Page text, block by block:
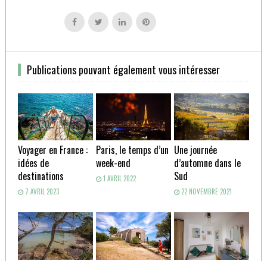
Follow
us
Follow
us
Follow
us
Follow
us
Publications pouvant également vous intéresser
Voyager en France :
idées de
destinations
7 AVRIL 2023
Paris, le temps d’un
week-end
1 AVRIL 2022
Une journée
d’automne dans le
Sud
22 NOVEMBRE 2021